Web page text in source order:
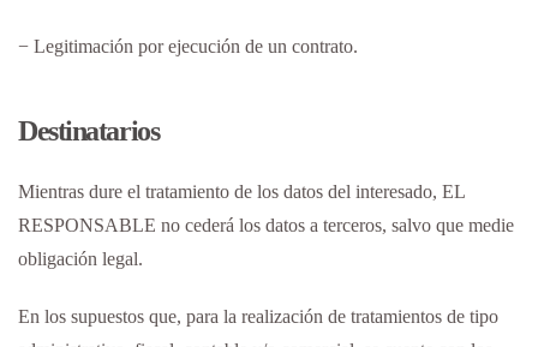
− Legitimación por ejecución de un contrato.
Destinatarios
Mientras dure el tratamiento de los datos del interesado, EL
RESPONSABLE no cederá los datos a terceros, salvo que medie
obligación legal.
En los supuestos que, para la realización de tratamientos de tipo